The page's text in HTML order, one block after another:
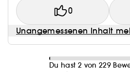
0
Unangemessenen Inhalt
Du hast 2 von 229